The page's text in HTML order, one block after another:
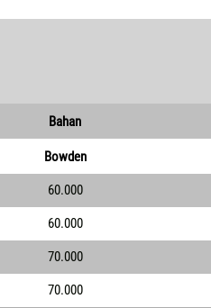
Bahan
Bowden
60.000
60.000
70.000
70.000